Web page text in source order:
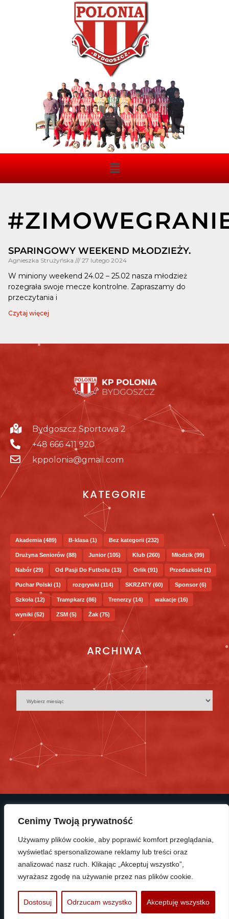
Cenimy Twoją prywatność
Używamy plików cookie, aby poprawić komfort przeglądania,
wyświetlać spersonalizowane reklamy lub treści oraz
analizować nasz ruch. Klikając „Akceptuj wszystko”,
wyrażasz zgodę na używanie przez nas plików cookie.
Dostosuj Odrzucam wszystko Akceptuję wszystko
SPARINGOWY WEEKEND MŁODZIEŻY.
Agnieszka Strużyńska 27 lutego 2024
W miniony weekend 24.02 – 25.02 nasza młodzież
rozegrała swoje mecze kontrolne. Zapraszamy do
przeczytania i
Czytaj więcej
Bydgoszcz Sportowa 2
+48 666 411 920
kppolonia@gmail.com
KATEGORIE
Akademia (489) B-klasa (1) Bez kategorii (232)
Drużyna Seniorów (88) Junior (105) Klub (260) Młodzik (99)
Nabór (29) Od Pasji Do Futbolu (13) Orlik (91) Przedszkole (1)
Puchar Polski (1) rozgrywki (114) SKRZATY (60) Sponsor (6)
Szkoła (12) Trampkarz (86) Trenerzy (14) wakacje (16)
wyniki (52) ZSM (5) Żak (75)
ARCHIWA
© Copyright 2025 KP Polonia Bydgoszcz
PROTRAINUP